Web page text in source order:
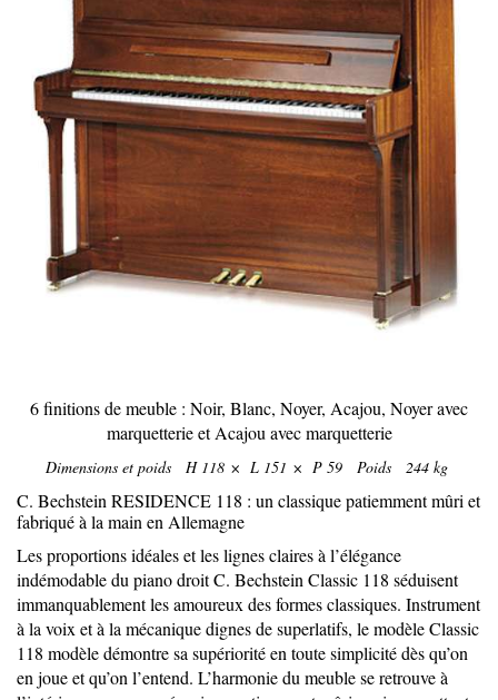
6 finitions de meuble : Noir, Blanc, Noyer, Acajou, Noyer avec
marquetterie et Acajou avec marquetterie
Dimensions et poids H 118 × L 151 × P 59 Poids 244 kg
C. Bechstein RESIDENCE 118 : un classique patiemment mûri et
fabriqué à la main en Allemagne
Les proportions idéales et les lignes claires à l’élégance
indémodable du piano droit C. Bechstein Classic 118 séduisent
immanquablement les amoureux des formes classiques. Instrument
à la voix et à la mécanique dignes de superlatifs, le modèle Classic
118 modèle démontre sa supériorité en toute simplicité dès qu’on
en joue et qu’on l’entend. L’harmonie du meuble se retrouve à